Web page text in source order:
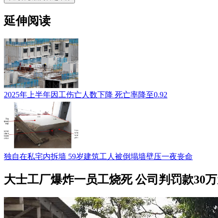
延伸阅读
2025年上半年因工伤亡人数下降 死亡率降至0.92
独自在私宅内拆墙 59岁建筑工人被倒塌墙壁压一夜丧命
大士工厂爆炸一员工烧死 公司判罚款30